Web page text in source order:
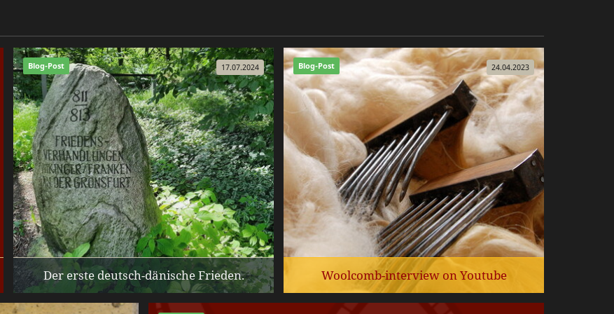
Blog-Post 17.07.2024
Der erste deutsch-dänische Frieden.
Der erste deutsch-dänische Frieden wurde wohl
zwischen Franken und Wikingern geschlossen.
Blog-Post 24.04.2023
Woolcomb-interview on Youtube
Mitte März bat uns die Youtuberin und Textil-